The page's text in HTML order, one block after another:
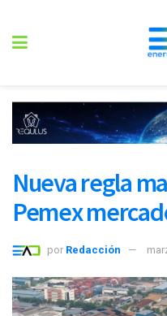
Nueva regla
Pemex
por Redacción